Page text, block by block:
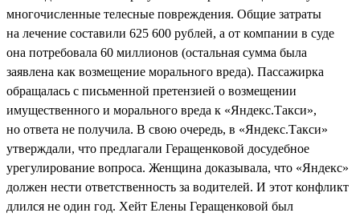
многочисленные телесные повреждения. Общие затраты
на лечение составили 625 600 рублей, а от компании в суде
она потребовала 60 миллионов (остальная сумма была
заявлена как возмещение морального вреда). Пассажирка
обращалась с письменной претензией о возмещении
имущественного и морального вреда к «Яндекс.Такси»,
но ответа не получила. В свою очередь, в «Яндекс.Такси»
утверждали, что предлагали Геращенковой досудебное
урегулирование вопроса. Женщина доказывала, что «Яндекс»
должен нести ответственность за водителей. И этот конфликт
длился не один год. Хейт Елены Геращенковой был